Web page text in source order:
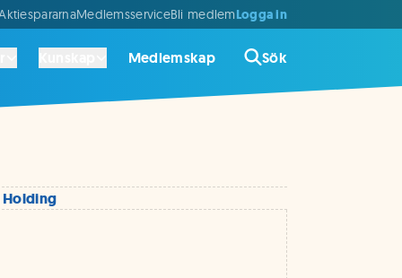
MedlemsserviceBli medlemLogga in
Medlemskap Sök
Holding